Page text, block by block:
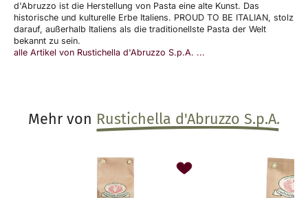
d'Abruzzo ist die Herstellung von Pasta eine alte Kunst. Das
historische und kulturelle Erbe Italiens. PROUD TO BE ITALIAN, stolz
darauf, außerhalb Italiens als die traditionellste Pasta der Welt
bekannt zu sein.
alle Artikel von Rustichella d'Abruzzo S.p.A. ...
Mehr von Rustichella d'Abruzzo S.p.A.